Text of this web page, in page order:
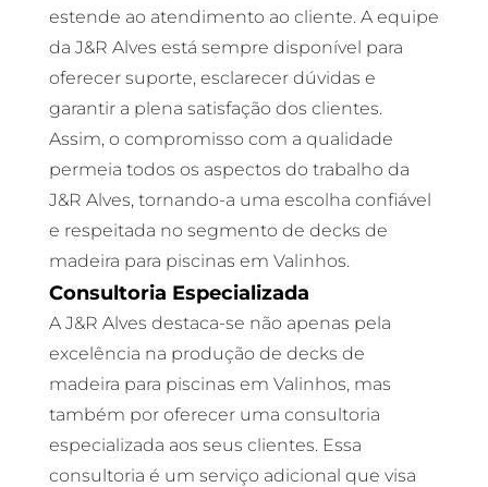
estende ao atendimento ao cliente. A equipe
da J&R Alves está sempre disponível para
oferecer suporte, esclarecer dúvidas e
garantir a plena satisfação dos clientes.
Assim, o compromisso com a qualidade
permeia todos os aspectos do trabalho da
J&R Alves, tornando-a uma escolha confiável
e respeitada no segmento de decks de
madeira para piscinas em Valinhos.
Consultoria Especializada
A J&R Alves destaca-se não apenas pela
excelência na produção de decks de
madeira para piscinas em Valinhos, mas
também por oferecer uma consultoria
especializada aos seus clientes. Essa
consultoria é um serviço adicional que visa